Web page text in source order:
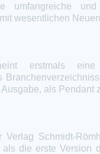
umfangreiche und
wesentlichen
erstmals eine
als Pendant
Verlag Schmidt-
die erste Version